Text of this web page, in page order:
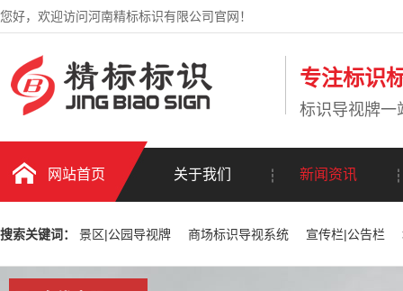
您好，欢迎访问河南精标标识有限公司官网！
专注标识
标识导视牌一
网站首页 关于我们 新闻资讯
搜索关键词： 景区|公园导视牌 商场标识导视系统 宣传栏|公告栏